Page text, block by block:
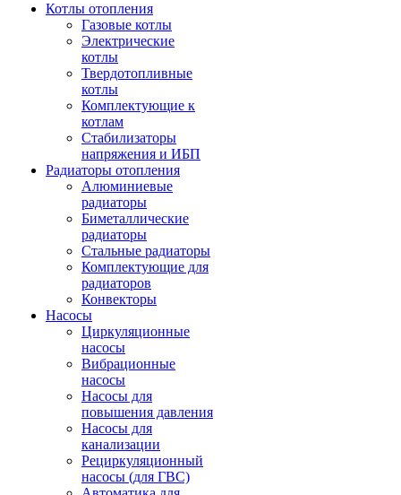
Котлы отопления
Газовые котлы
Электрические
котлы
Твердотопливные
котлы
Комплектующие к
котлам
Стабилизаторы
напряжения и ИБП
Радиаторы отопления
Алюминиевые
радиаторы
Биметаллические
радиаторы
Стальные радиаторы
Комплектующие для
радиаторов
Конвекторы
Насосы
Циркуляционные
насосы
Вибрационные
насосы
Насосы для
повышения давления
Насосы для
канализации
Рециркуляционный
насосы (для ГВС)